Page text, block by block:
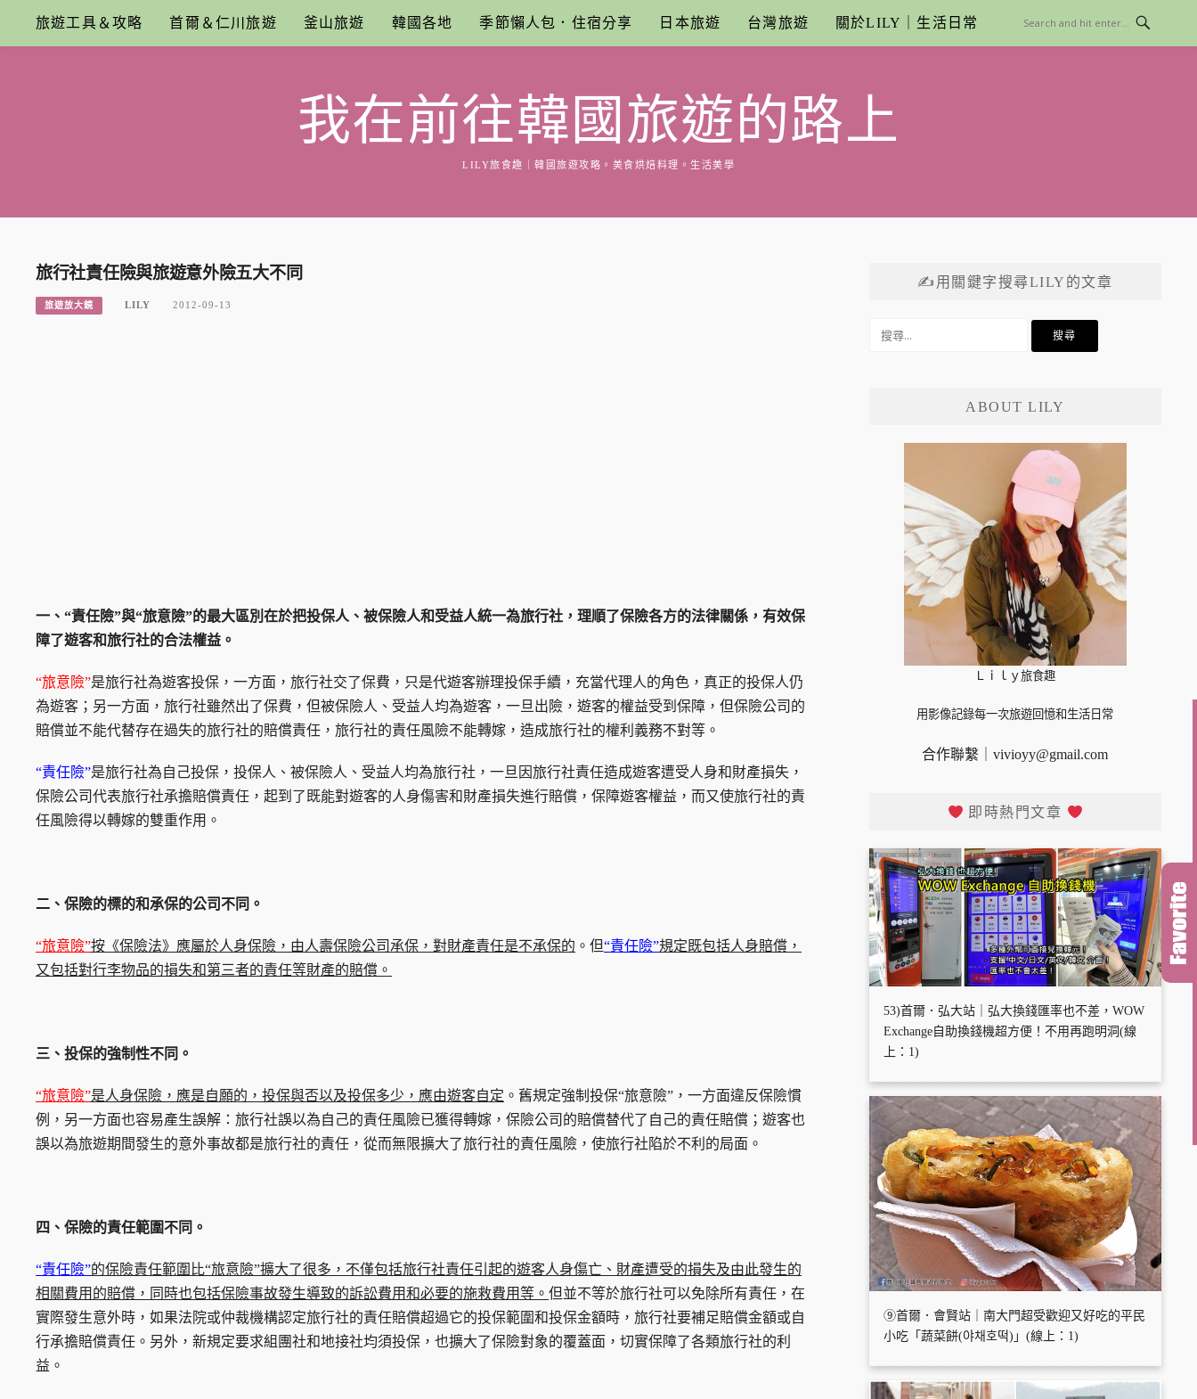
content
旅遊工具＆攻略 首爾＆仁川旅遊 釜山旅遊 韓國各地 季節懶人包．住宿分享 日本旅遊 台灣旅遊 關於LILY｜生活日常
我在前往韓國旅遊的路上
LILY旅食趣｜韓國旅遊攻略。美食烘焙料理。生活美學
旅行社責任險與旅遊意外險五大不同
旅遊放大鏡 LILY 2012-09-13
一、“責任險”與“旅意險”的最大區別在於把投保人、被保險人和受益人統一為旅行社，理順了保險各方的法律關係，有效保
障了遊客和旅行社的合法權益。
“旅意險”是旅行社為遊客投保，一方面，旅行社交了保費，只是代遊客辦理投保手續，充當代理人的角色，真正的投保人仍
為遊客；另一方面，旅行社雖然出了保費，但被保險人、受益人均為遊客，一旦出險，遊客的權益受到保障，但保險公司的
賠償並不能代替存在過失的旅行社的賠償責任，旅行社的責任風險不能轉嫁，造成旅行社的權利義務不對等。
“責任險”是旅行社為自己投保，投保人、被保險人、受益人均為旅行社，一旦因旅行社責任造成遊客遭受人身和財產損失，
保險公司代表旅行社承擔賠償責任，起到了既能對遊客的人身傷害和財產損失進行賠償，保障遊客權益，而又使旅行社的責
任風險得以轉嫁的雙重作用。
二、保險的標的和承保的公司不同。
“旅意險”按《保險法》應屬於人身保險，由人壽保險公司承保，對財產責任是不承保的 。但“責任險”規定既包括人身賠償，
又包括對行李物品的損失和第三者的責任等財產的賠償。
三、投保的強制性不同。
“旅意險”是人身保險，應是自願的，投保與否以及投保多少，應由遊客自定 。舊規定強制投保“旅意險”，一方面違反保險慣
例，另一方面也容易產生誤解：旅行社誤以為自己的責任風險已獲得轉嫁，保險公司的賠償替代了自己的責任賠償；遊客也
誤以為旅遊期間發生的意外事故都是旅行社的責任，從而無限擴大了旅行社的責任風險，使旅行社陷於不利的局面。
四、保險的責任範圍不同。
“責任險”的保險責任範圍比“旅意險”擴大了很多，不僅包括旅行社責任引起的遊客人身傷亡、財產遭受的損失及由此發生的
相關費用的賠償，同時也包括保險事故發生導致的訴訟費用和必要的施救費用等。 但並不等於旅行社可以免除所有責任，在
實際發生意外時，如果法院或仲裁機構認定旅行社的責任賠償超過它的投保範圍和投保金額時，旅行社要補足賠償金額或自
行承擔賠償責任。另外，新規定要求組團社和地接社均須投保，也擴大了保險對象的覆蓋面，切實保障了各類旅行社的利
益。
✍用關鍵字搜尋LILY的文章
ABOUT LILY
Ｌｉｌｙ旅食趣
用影像記錄每一次旅遊回憶和生活日常
合作聯繫｜vivioyy@gmail.com
即時熱門文章
53)首爾．弘大站｜弘大換錢匯率也不差，WOW
Exchange自助換錢機超方便！不用再跑明洞(線
上：1)
⑨首爾．會賢站｜南大門超受歡迎又好吃的平民
小吃「蔬菜餅(야채호떡)」(線上：1)